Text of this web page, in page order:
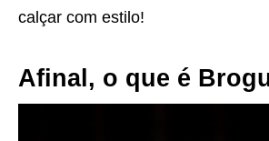
calçar com estilo!
Afinal, o que é